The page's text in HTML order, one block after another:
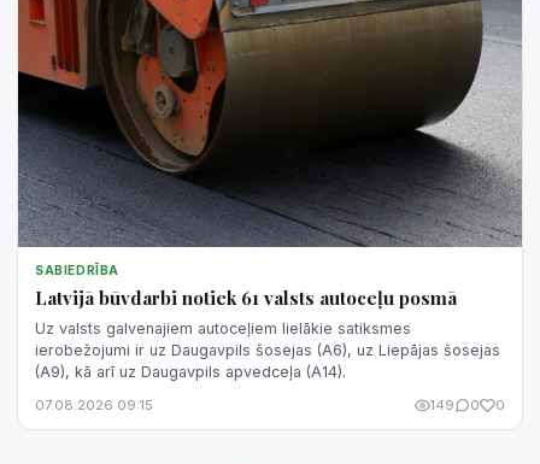
SABIEDRĪBA
Latvijā būvdarbi notiek 61 valsts autoceļu posmā
Uz valsts galvenajiem autoceļiem lielākie satiksmes
ierobežojumi ir uz Daugavpils šosejas (A6), uz Liepājas šosejas
(A9), kā arī uz Daugavpils apvedceļa (A14).
07.08.2026 09:15 149 0 0